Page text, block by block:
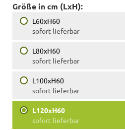
Größe in cm (LxH):
L60xH60
sofort lieferbar
L80xH60
sofort lieferbar
L100xH60
sofort lieferbar
L120xH60
sofort lieferbar